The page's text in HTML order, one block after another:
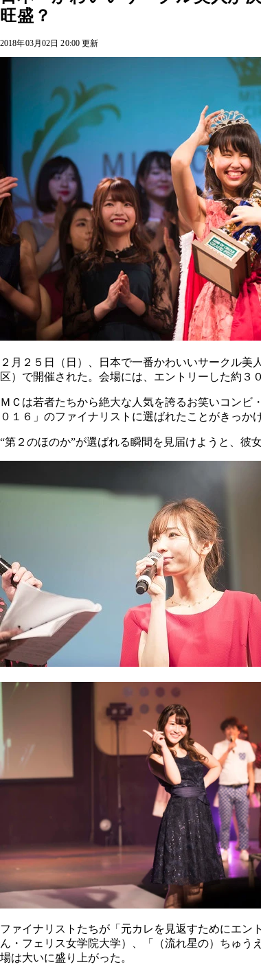
旺盛？
2018年03月02日 20:00 更新
２月２５日（日）、日本で一番かわいいサーク
区）で開催された。会場には、エントリーした約３
ＭＣは若者たちから絶大な人気を誇るお笑いコン
０１６」のファイナリストに選ばれたことがきっか
“第２のほのか”が選ばれる瞬間を見届けようと、彼
ファイナリストたちが「元カレを見返すためにエン
ん・フェリス女学院大学）、「（流れ星の）ちゅ
場は大いに盛り上がった。